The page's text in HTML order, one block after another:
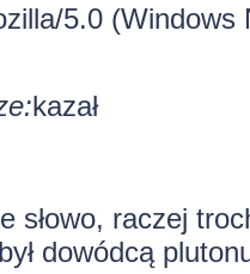
5.0
kazał
słowo, raczej
dowódcą